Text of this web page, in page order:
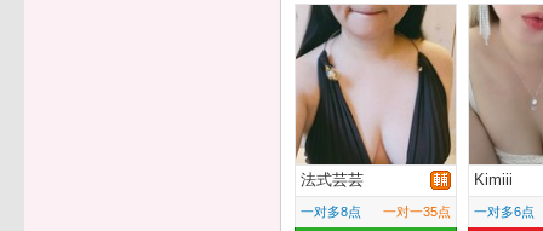
法式芸芸
一对多8点 一对一35点
Kimiii
一对多6点